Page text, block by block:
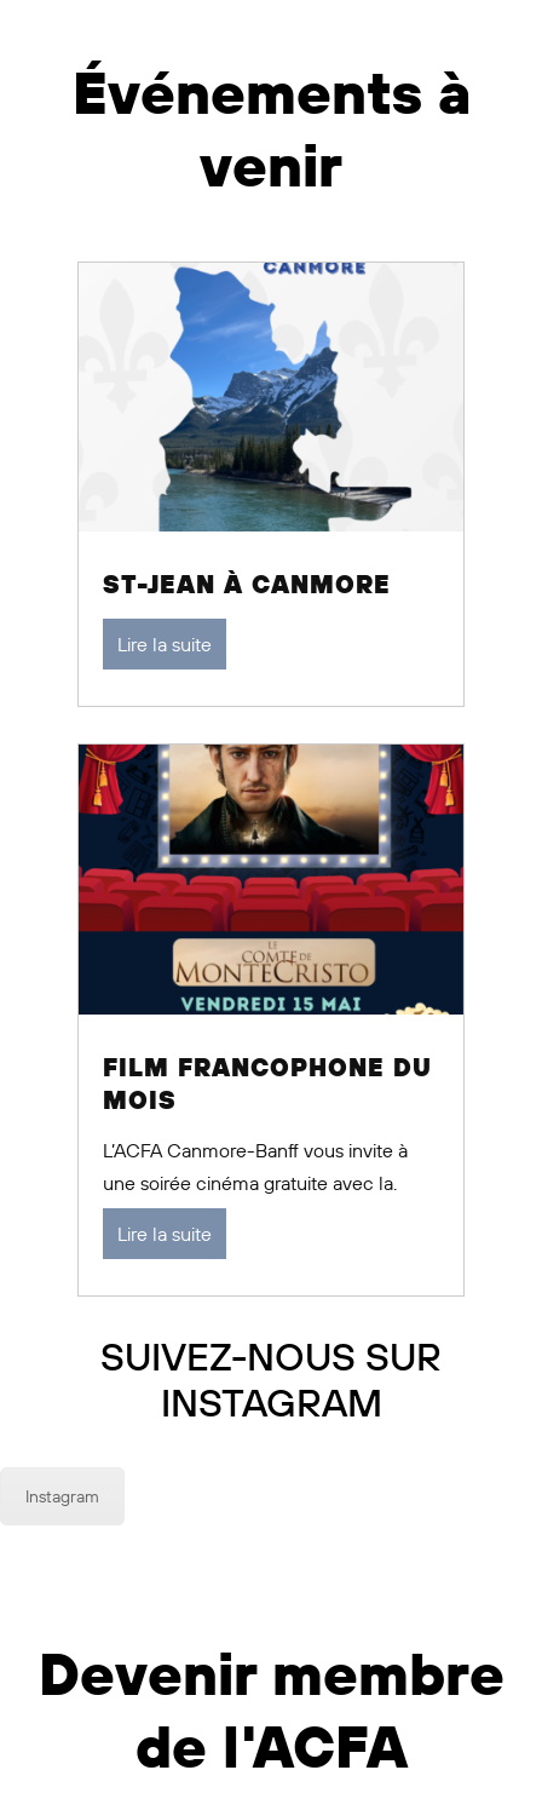
Événements à
venir
ST-JEAN À CANMORE
Lire la suite
FILM FRANCOPHONE DU
MOIS
L’ACFA Canmore-Banff vous invite à
une soirée cinéma gratuite avec la.
Lire la suite
SUIVEZ-NOUS SUR
INSTAGRAM
Instagram
Devenir membre
de l'ACFA